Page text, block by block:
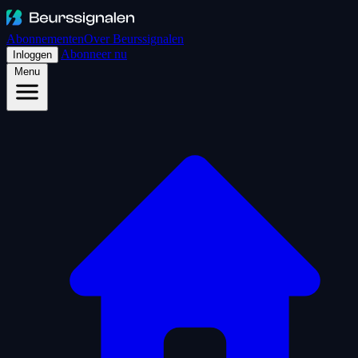
AbonnementenOver Beurssignalen
Inloggen Abonneer nu
Menu